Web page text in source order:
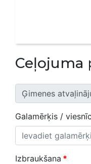
Ceļojuma
Galamērķis /
Izbraukšana *